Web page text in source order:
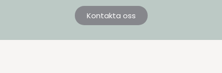
Kontakta oss